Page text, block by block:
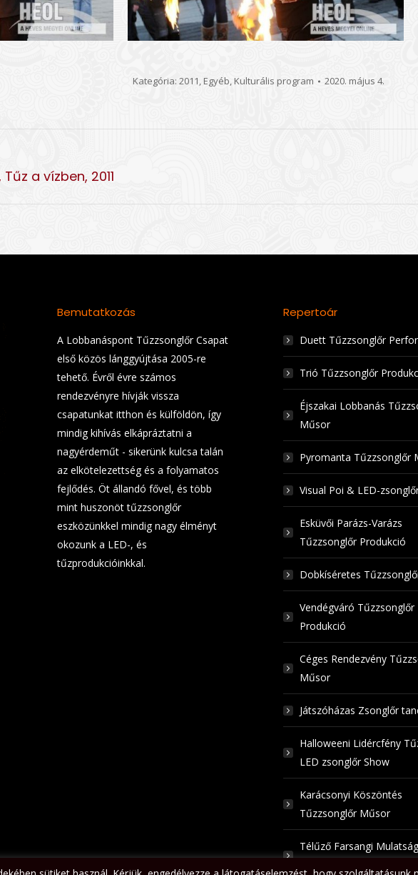
Kategória: 2011,Egyéb,Kulturális program 2020. május 4.
a vízben, 2011
Bemutatkozás
A Lobbanáspont Tűzzsonglőr Csapat
első közös lánggyújtása 2005-re
tehető. Évről évre számos
rendezvényre hívják vissza
csapatunkat itthon és külföldön, így
mindig kihívás elkápráztatni a
nagyérdeműt - sikerünk kulcsa talán
az elkötelezettség és a folyamatos
fejlődés. Öt állandó fővel, és több
mint huszonöt tűzzsonglőr
eszközünkkel mindig nagy élményt
okozunk a LED-, és
tűzprodukcióinkkal.
Repertoár
Duett Tűzzsonglőr
Trió Tűzzsonglőr
Éjszakai Lobbanás
Műsor
Pyromanta Tűzzsonglőr
Visual Poi & LED-
Esküvői Parázs-Varázs
Tűzzsonglőr Produkció
Dobkíséretes
Vendégváró Tűzzsonglőr
Produkció
Céges Rendezvény
Műsor
Játszóházas Zsonglőr
Halloweeni Lidércfény
LED zsonglőr Show
Karácsonyi Köszöntés
Tűzzsonglőr Műsor
Télűző Farsangi Mulatság